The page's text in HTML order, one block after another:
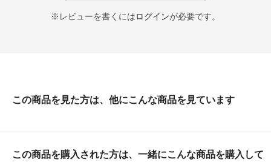
※レビューを書くにはログインが必要です。
この商品を見た方は、他にこんな商品を見ています
この商品を購入された方は、一緒にこんな商品を購入して